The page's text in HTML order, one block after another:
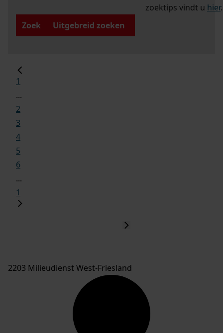
zoektips vindt u hier.
Zoek
Uitgebreid zoeken
1
...
2
3
4
5
6
...
1
2203 Milieudienst West-Friesland